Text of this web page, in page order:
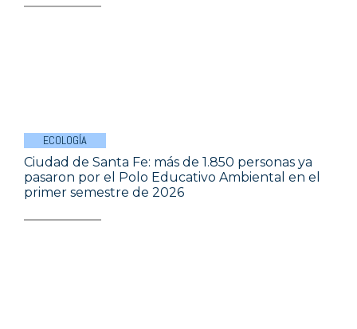
ECOLOGÍA
Ciudad de Santa Fe: más de 1.850 personas ya
pasaron por el Polo Educativo Ambiental en el
primer semestre de 2026